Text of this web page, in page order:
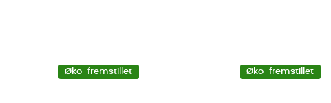
Øko-fremstillet Øko-fremstillet